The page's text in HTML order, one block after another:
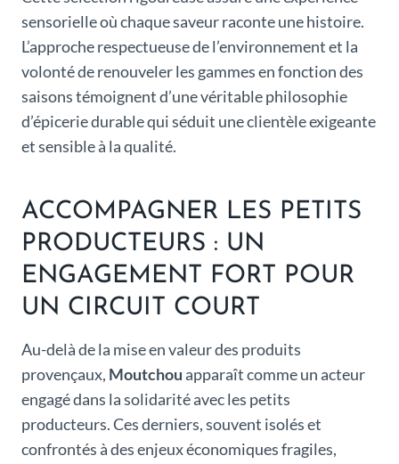
sensorielle où chaque saveur raconte une histoire.
L’approche respectueuse de l’environnement et la
volonté de renouveler les gammes en fonction des
saisons témoignent d’une véritable philosophie
d’épicerie durable qui séduit une clientèle exigeante
et sensible à la qualité.
ACCOMPAGNER LES PETITS
PRODUCTEURS : UN
ENGAGEMENT FORT POUR
UN CIRCUIT COURT
Au-delà de la mise en valeur des produits
provençaux, Moutchouapparaît comme un acteur
engagé dans la solidarité avec les petits
producteurs. Ces derniers, souvent isolés et
confrontés à des enjeux économiques fragiles,